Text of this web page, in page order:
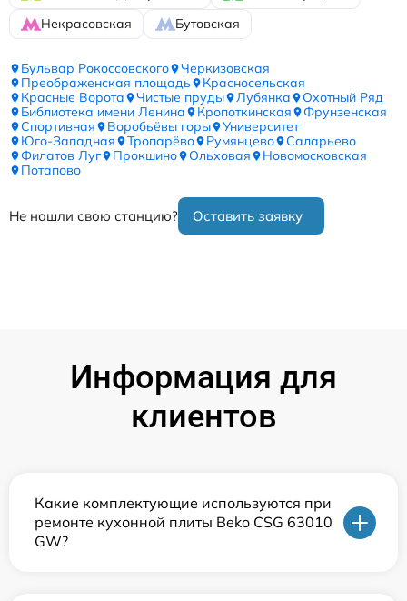
Некрасовская
Бутовская
Бульвар Рокоссовского
Черкизовская
Преображенская площадь
Красносельская
Красные Ворота
Чистые пруды Лубянка
Охотный Ряд
Библиотека имени Ленина
Кропоткинская
Фрунзенская
Спортивная
Воробьёвы горы
Университет
Юго-Западная
Тропарёво Румянцево
Саларьево
Филатов Луг
Прокшино Ольховая
Новомосковская
Потапово
Не нашли свою станцию? Оставить заявку
Информация для
клиентов
Какие комплектующие используются при
ремонте кухонной плиты Beko CSG 63010
GW?